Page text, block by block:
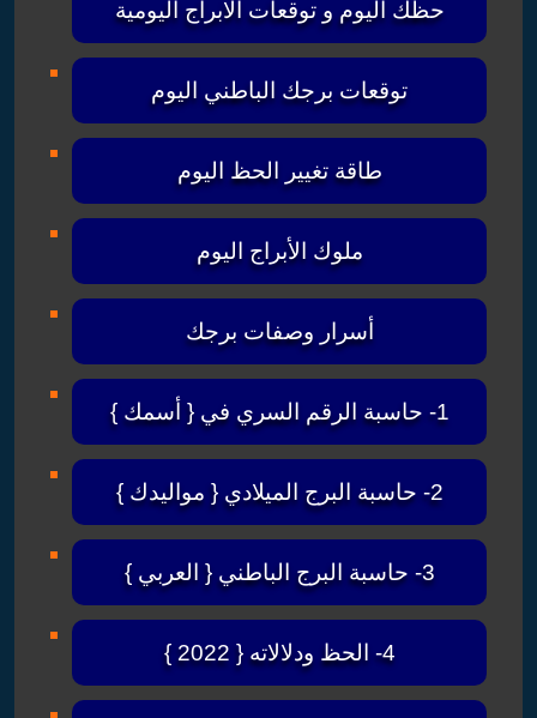
حظك اليوم و توقعات الابراج اليومية
توقعات برجك الباطني اليوم
طاقة تغيير الحظ اليوم
ملوك الأبراج اليوم
أسرار وصفات برجك
1- حاسبة الرقم السري في { أسمك }
2- حاسبة البرج الميلادي { مواليدك }
3- حاسبة البرج الباطني { العربي }
4- الحظ ودلالاته { 2022 }